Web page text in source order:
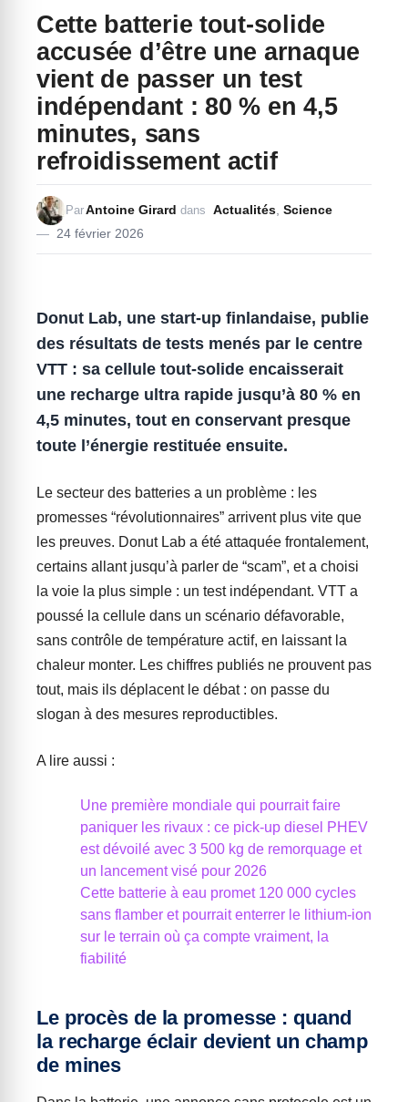
Cette batterie tout-solide
accusée d’être une arnaque
vient de passer un test
indépendant : 80 % en 4,5
minutes, sans
refroidissement actif
24 février 2026
ParAntoine Girard dans Actualités Science
Donut Lab, une start-up finlandaise, publie
des résultats de tests menés par le centre
VTT : sa cellule tout-solide encaisserait
une recharge ultra rapide jusqu’à 80 % en
4,5 minutes, tout en conservant presque
toute l’énergie restituée ensuite.
Le secteur des batteries a un problème : les
promesses “révolutionnaires” arrivent plus vite que
les preuves. Donut Lab a été attaquée frontalement,
certains allant jusqu’à parler de “scam”, et a choisi
la voie la plus simple : un test indépendant. VTT a
poussé la cellule dans un scénario défavorable,
sans contrôle de température actif, en laissant la
chaleur monter. Les chiffres publiés ne prouvent pas
tout, mais ils déplacent le débat : on passe du
slogan à des mesures reproductibles.
A lire aussi :
Une première mondiale qui pourrait faire
paniquer les rivaux : ce pick-up diesel PHEV
est dévoilé avec 3 500 kg de remorquage et
un lancement visé pour 2026
Cette batterie à eau promet 120 000 cycles
sans flamber et pourrait enterrer le lithium-ion
sur le terrain où ça compte vraiment, la
fiabilité
Le procès de la promesse : quand
la recharge éclair devient un champ
de mines